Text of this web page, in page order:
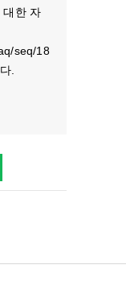
대한 자
seq/18
.